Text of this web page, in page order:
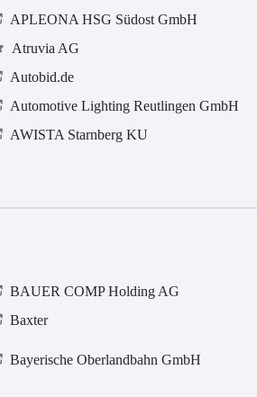
APLEONA HSG Südost GmbH
Atruvia AG
Autobid.de
Automotive Lighting Reutlingen GmbH
AWISTA Starnberg KU
BAUER COMP Holding AG
Baxter
Bayerische Oberlandbahn GmbH